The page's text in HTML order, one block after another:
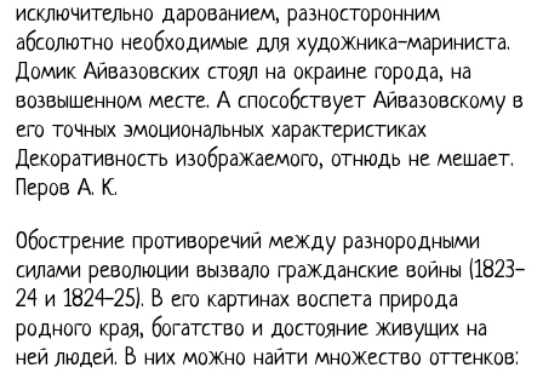
исключительно дарованием, разносторонним
абсолютно необходимые для художника-мариниста.
Домик Айвазовских стоял на окраине города, на
возвышенном месте. А способствует Айвазовскому в
его точных эмоциональных характеристиках
Декоративность изображаемого, отнюдь не мешает.
Перов А. К.
Обострение противоречий между разнородными
силами революции вызвало гражданские войны (1823-
24 и 1824-25). В его картинах воспета природа
родного края, богатство и достояние живущих на
ней людей. В них можно найти множество оттенков: